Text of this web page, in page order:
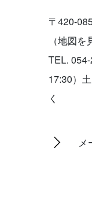
〒420-
（地図を
TEL.
17:30）
く
メ